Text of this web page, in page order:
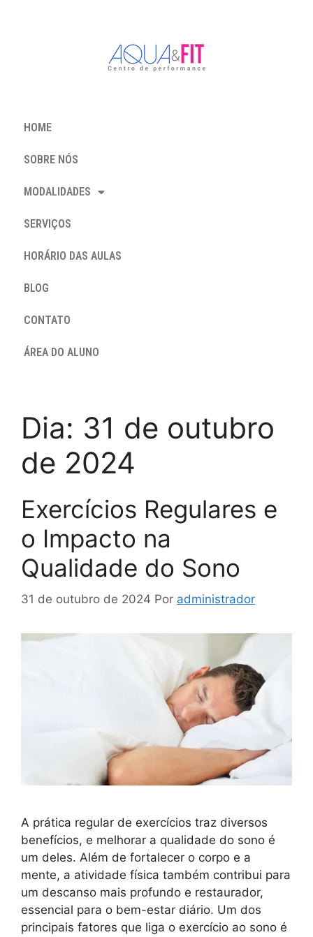
HOME
SOBRE NÓS
MODALIDADES
SERVIÇOS
HORÁRIO DAS AULAS
BLOG
CONTATO
ÁREA DO ALUNO
Dia: 31 de outubro
de 2024
Exercícios Regulares e
o Impacto na
Qualidade do Sono
31 de outubro de 2024 Por administrador
A prática regular de exercícios traz diversos
benefícios, e melhorar a qualidade do sono é
um deles. Além de fortalecer o corpo e a
mente, a atividade física também contribui para
um descanso mais profundo e restaurador,
essencial para o bem-estar diário. Um dos
principais fatores que liga o exercício ao sono é